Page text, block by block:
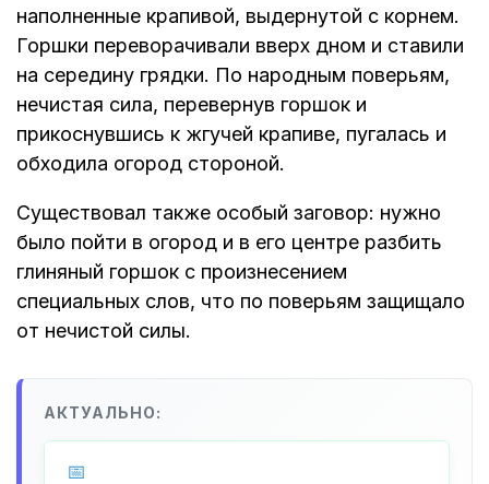
наполненные крапивой, выдернутой с корнем.
Горшки переворачивали вверх дном и ставили
на середину грядки. По народным поверьям,
нечистая сила, перевернув горшок и
прикоснувшись к жгучей крапиве, пугалась и
обходила огород стороной.
Существовал также особый заговор: нужно
было пойти в огород и в его центре разбить
глиняный горшок с произнесением
специальных слов, что по поверьям защищало
от нечистой силы.
АКТУАЛЬНО: